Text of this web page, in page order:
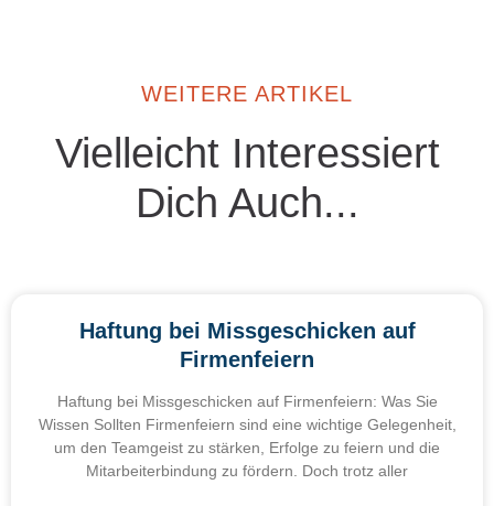
WEITERE ARTIKEL
Vielleicht Interessiert
Dich Auch...
Haftung bei Missgeschicken auf
Firmenfeiern
Haftung bei Missgeschicken auf Firmenfeiern: Was Sie
Wissen Sollten Firmenfeiern sind eine wichtige Gelegenheit,
um den Teamgeist zu stärken, Erfolge zu feiern und die
Mitarbeiterbindung zu fördern. Doch trotz aller